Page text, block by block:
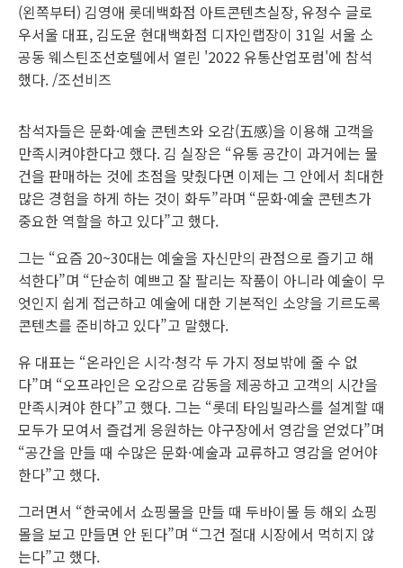
(왼쪽부터) 김영애 롯데백화점 아트콘텐츠실장, 유정수 글로
우서울 대표, 김도윤 현대백화점 디자인랩장이 31일 서울 소
공동 웨스틴조선호텔에서 열린 '2022 유통산업포럼'에 참석
했다. /조선비즈
참석자들은 문화·예술 콘텐츠와 오감(五感)을 이용해 고객을
만족시켜야한다고 했다. 김 실장은 “유통 공간이 과거에는 물
건을 판매하는 것에 초점을 맞췄다면 이제는 그 안에서 최대한
많은 경험을 하게 하는 것이 화두”라며 “문화·예술 콘텐츠가
중요한 역할을 하고 있다”고 했다.
그는 “요즘 20~30대는 예술을 자신만의 관점으로 즐기고 해
석한다”며 “단순히 예쁘고 잘 팔리는 작품이 아니라 예술이 무
엇인지 쉽게 접근하고 예술에 대한 기본적인 소양을 기르도록
콘텐츠를 준비하고 있다”고 말했다.
유 대표는 “온라인은 시각·청각 두 가지 정보밖에 줄 수 없
다”며 “오프라인은 오감으로 감동을 제공하고 고객의 시간을
만족시켜야 한다”고 했다. 그는 “롯데 타임빌라스를 설계할 때
모두가 모여서 즐겁게 응원하는 야구장에서 영감을 얻었다”며
“공간을 만들 때 수많은 문화·예술과 교류하고 영감을 얻어야
한다”고 했다.
그러면서 “한국에서 쇼핑몰을 만들 때 두바이몰 등 해외 쇼핑
몰을 보고 만들면 안 된다”며 “그건 절대 시장에서 먹히지 않
는다”고 했다.